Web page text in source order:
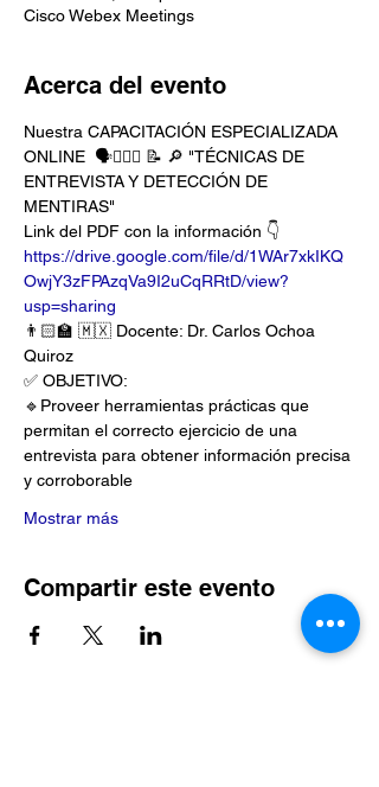
Cisco Webex Meetings
Acerca del evento
Nuestra CAPACITACIÓN ESPECIALIZADA
ONLINE  🗣️🕵🏽‍♂️ 📝 🔎 "TÉCNICAS DE
ENTREVISTA Y DETECCIÓN DE
MENTIRAS"
Link del PDF con la información 👇
https://drive.google.com/file/d/1WAr7xkIKQ
OwjY3zFPAzqVa9I2uCqRRtD/view?
usp=sharing
👨🏻‍🏫 🇲🇽 Docente: Dr. Carlos Ochoa
Quiroz
✅ OBJETIVO:
🔹Proveer herramientas prácticas que
permitan el correcto ejercicio de una
entrevista para obtener información precisa
y corroborable
Mostrar más
Compartir este evento